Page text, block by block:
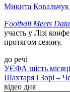
Микита Ковальчук
Football Meets Data
участь у Лізі
протягом сезону.
до речі
УЄФА шість
Шахтаря і Зорі –
відео дня